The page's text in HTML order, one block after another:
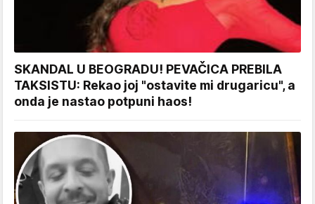
SKANDAL U BEOGRADU! PEVAČICA PREBILA
TAKSISTU: Rekao joj "ostavite mi drugaricu", a
onda je nastao potpuni haos!